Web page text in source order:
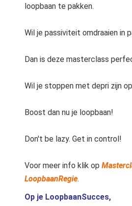
loopbaan te pakken.
Wil je passiviteit omdraaien in
Dan is deze masterclass
Wil je stoppen met depri zijn
Boost dan nu je loopbaan!
Don't be lazy. Get in control!
Voor meer info klik op
LoopbaanRegie.
Op je LoopbaanSucces,